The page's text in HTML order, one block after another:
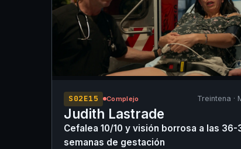
S02E15 Complejo Treintena ·
Judith Lastrade
Cefalea 10/10 y visión borrosa a las 36-
semanas de gestación